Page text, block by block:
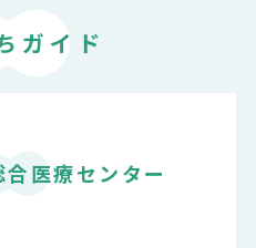
ガイド
医療センター